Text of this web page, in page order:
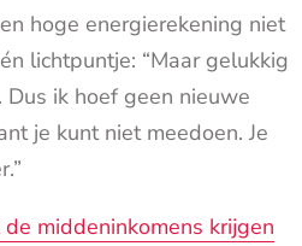
hoge energierekening niet
lichtpuntje: “Maar gelukkig
ik hoef geen nieuwe
je kunt niet meedoen. Je
de middeninkomens krijgen